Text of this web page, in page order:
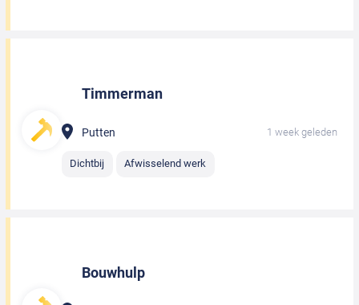
Timmerman
Putten 1 week geleden
Dichtbij Afwisselend werk
Bouwhulp